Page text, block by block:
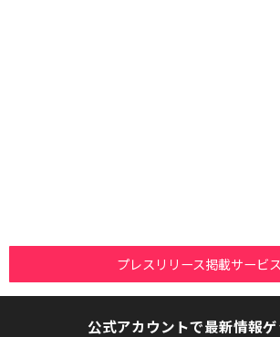
プレスリリース掲載サービス
公式アカウントで最新情報ゲ